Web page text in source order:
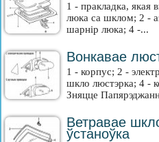
1 - пракладка, якая
люка са шклом; 2 -
шарнір люка; 4 -...
Вонкавае
1 - корпус; 2 -
шкло люстэрка; 4 -
Зняцце
Ветравае
ўстаноўка